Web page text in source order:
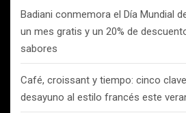
Badiani conmemora el Día Mundial
un mes gratis y un 20% de
sabores
Café, croissant y tiempo: cinco
desayuno al estilo francés este